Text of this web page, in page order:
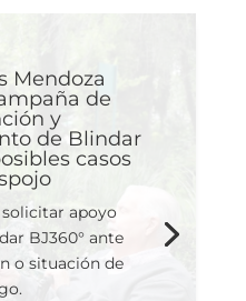
Mendoza
de
y
de Blindar
casos
apoyo
BJ360° ante
o situación de